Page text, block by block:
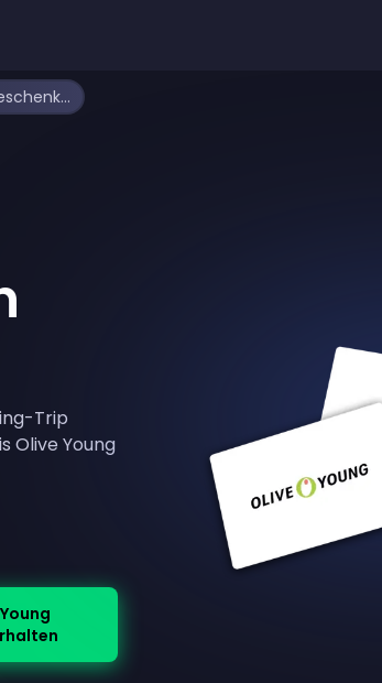
Wie man gratis Olive Young Geschenkkarten bekommt
Trip
Olive Young